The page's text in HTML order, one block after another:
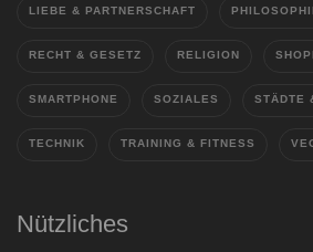
LIEBE & PARTNERSCHAFT
RECHT & GESETZ RELIGION
SMARTPHONE SOZIALES STÄDTE
TECHNIK TRAINING & FITNESS
Nützliches